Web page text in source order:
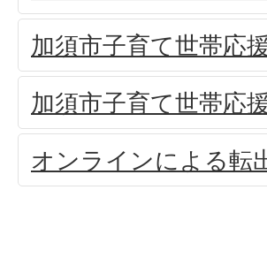
加須市子育て世帯応
加須市子育て世帯応
オンラインによる転